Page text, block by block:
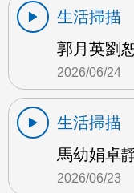
生活掃描
郭月英劉
2026/06/24
生活掃描
馬幼娟卓
2026/06/23